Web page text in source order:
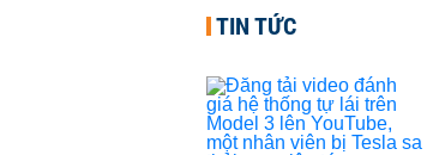
TIN TỨC